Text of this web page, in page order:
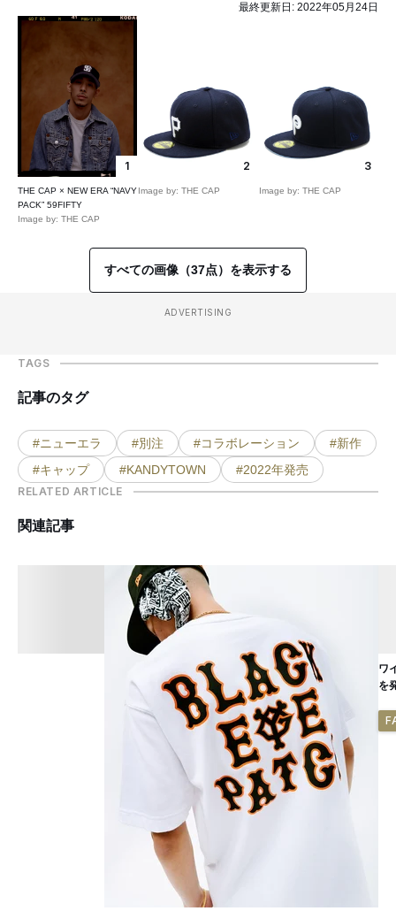
最終更新日: 2022年05月24日
1
THE CAP × NEW ERA “NAVY
PACK” 59FIFTY
Image by: THE CAP
2
Image by: THE CAP
3
Image by: THE CAP
すべての画像（37点）を表示する
ADVERTISING
TAGS
記事のタグ
#ニューエラ #別注 #コラボレーション
#新作
#キャップ
#KANDYTOWN #2022年発売
RELATED ARTICLE
関連記事
ワ
を